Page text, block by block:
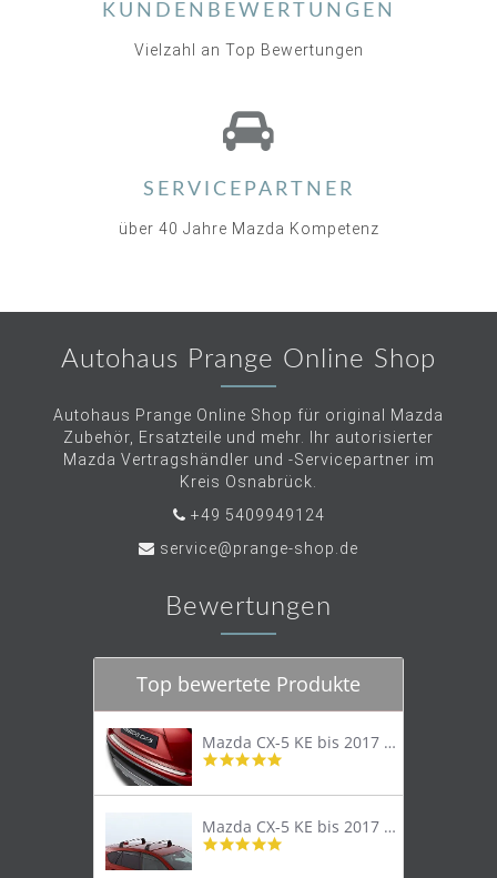
KUNDENBEWERTUNGEN
Vielzahl an Top Bewertungen
SERVICEPARTNER
über 40 Jahre Mazda Kompetenz
Autohaus Prange Online Shop
Autohaus Prange Online Shop für original Mazda
Zubehör, Ersatzteile und mehr. Ihr autorisierter
Mazda Vertragshändler und -Servicepartner im
Kreis Osnabrück.
+49 5409949124
service@prange-shop.de
Bewertungen
Top bewertete Produkte
Mazda CX-5 KE bis 2017 Trittschutzleiste Edelstahl original
4.8
rating
Mazda CX-5 KE bis 2017 Lastenträger Dachträger
4.9